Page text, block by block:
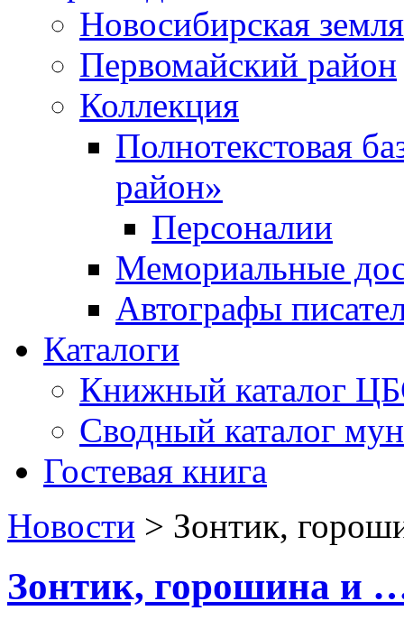
Новосибирская земля
Первомайский район
Коллекция
Полнотекстовая
район»
Персоналии
Мемориальные
Автографы
Каталоги
Книжный каталог
Сводный каталог
Гостевая книга
Новости > Зонтик,
Зонтик, горошина и